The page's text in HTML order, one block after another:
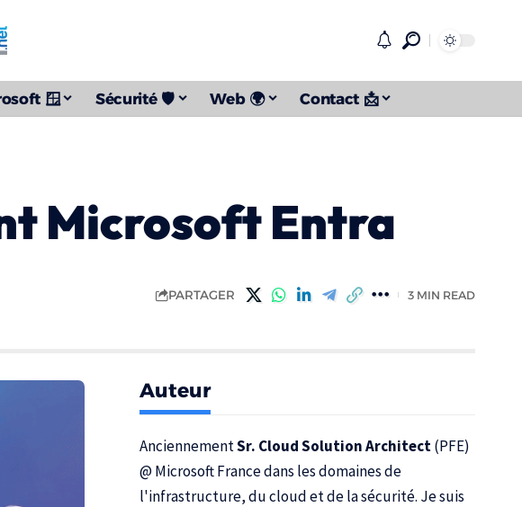
🪟 Sécurité 🛡️ Web 🌍 Contact 📩
Microsoft Entra
PARTAGER 3 MIN READ
Auteur
AnciennementSr. Cloud Solution Architect(PFE)
@ Microsoft Francedans les domaines de
l'infrastructure, du cloud et de la sécurité. Je suis